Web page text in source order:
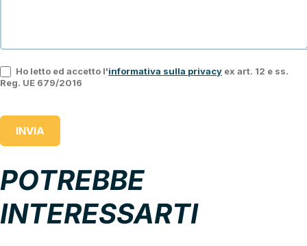
Ho letto ed accetto l'informativa sulla privacy ex art. 12 e ss.
Reg. UE 679/2016
INVIA
POTREBBE
INTERESSARTI